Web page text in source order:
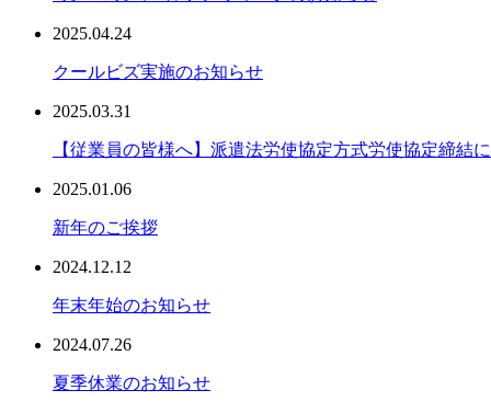
2025.04.24
クールビズ実施のお知らせ
2025.03.31
【従業員の皆様へ】派遣法労使協定方式労使協定締結
2025.01.06
新年のご挨拶
2024.12.12
年末年始のお知らせ
2024.07.26
夏季休業のお知らせ